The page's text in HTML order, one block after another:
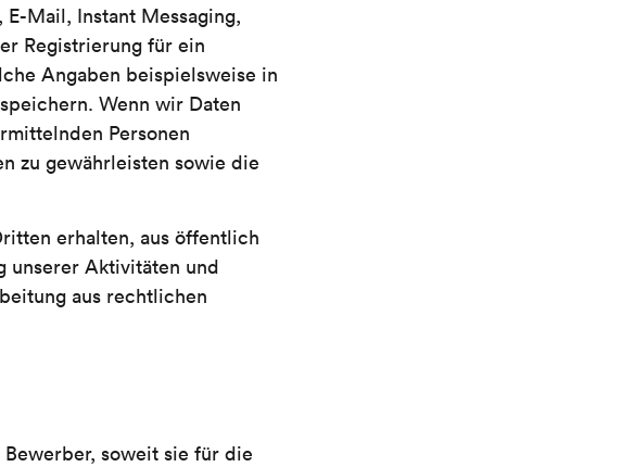
Mail, Instant Messaging,
Registrierung für ein
Angaben beispielsweise in
Wenn wir Daten
Personen
zu gewährleisten sowie die
erhalten, aus öffentlich
unserer Aktivitäten und
aus rechtlichen
soweit sie für die